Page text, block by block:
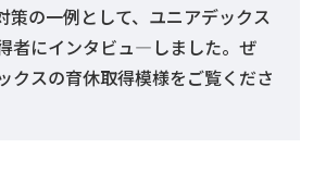
策の一例として、ユニアデックス
者にインタビュ—しました。ぜ
クスの育休取得模様をご覧くださ